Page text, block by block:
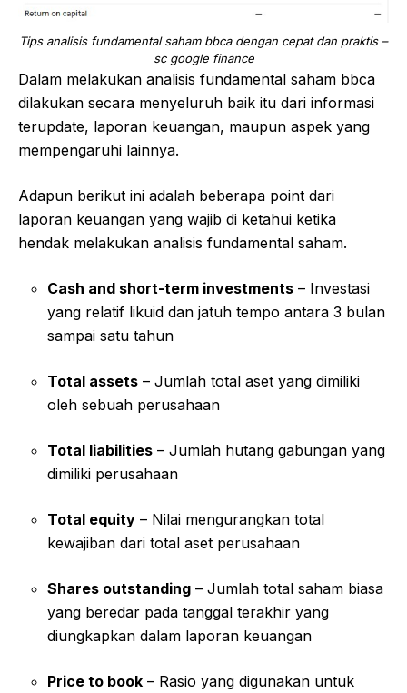
Tips analisis fundamental saham bbca dengan cepat dan praktis –
sc google finance
Dalam melakukan analisis fundamental saham bbca
dilakukan secara menyeluruh baik itu dari informasi
terupdate, laporan keuangan, maupun aspek yang
mempengaruhi lainnya.
Adapun berikut ini adalah beberapa point dari
laporan keuangan yang wajib di ketahui ketika
hendak melakukan analisis fundamental saham.
Cash and short-term investments – Investasi
yang relatif likuid dan jatuh tempo antara 3 bulan
sampai satu tahun
Total assets – Jumlah total aset yang dimiliki
oleh sebuah perusahaan
Total liabilities – Jumlah hutang gabungan yang
dimiliki perusahaan
Total equity – Nilai mengurangkan total
kewajiban dari total aset perusahaan
Shares outstanding – Jumlah total saham biasa
yang beredar pada tanggal terakhir yang
diungkapkan dalam laporan keuangan
Price to book – Rasio yang digunakan untuk